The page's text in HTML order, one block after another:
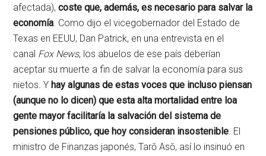
afectada),coste que, además, es necesario para salvar la
economía. Como dijo el vicegobernador del Estado de
Texas en EEUU, Dan Patrick, en una entrevista en el
canal Fox News, los abuelos de ese país deberían
aceptar su muerte a fin de salvar la economía para sus
nietos.Y hay algunas de estas voces que incluso piensan
(aunque no lo dicen) que esta alta mortalidad entre loa
gente mayor facilitaría la salvación del sistema de
pensiones público, que hoy consideran insostenible. El
ministro de Finanzas japonés, Tarō Asō, así lo insinuó en